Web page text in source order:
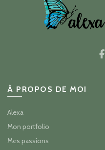
À PROPOS DE MOI
Alexa
Mon portfolio
Mes passions